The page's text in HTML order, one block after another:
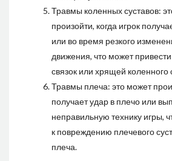
Травмы коленных суставов:
произойти, когда игрок
или во время резкого
движения, что может
связок или хрящей коленного
Травмы плеча: это может
получает удар в плечо или
неправильную технику игры,
к повреждению плечевого
плеча.